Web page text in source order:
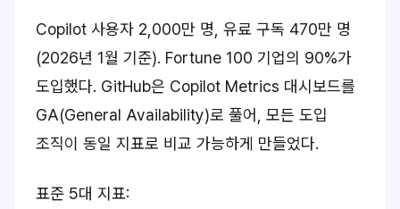
Copilot 사용자 2,000만 명, 유료 구독 470만 명
(2026년 1월 기준). Fortune 100 기업의 90%가
도입했다. GitHub은 Copilot Metrics 대시보드를
GA(General Availability)로 풀어, 모든 도입
조직이 동일 지표로 비교 가능하게 만들었다.
표준 5대 지표: